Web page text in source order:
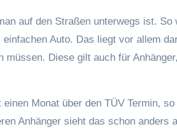
auf den Straßen unterwegs ist. So
Auto. Das liegt vor allem
Diese gilt auch für
Monat über den TÜV Termin,
Anhänger sieht das schon anders